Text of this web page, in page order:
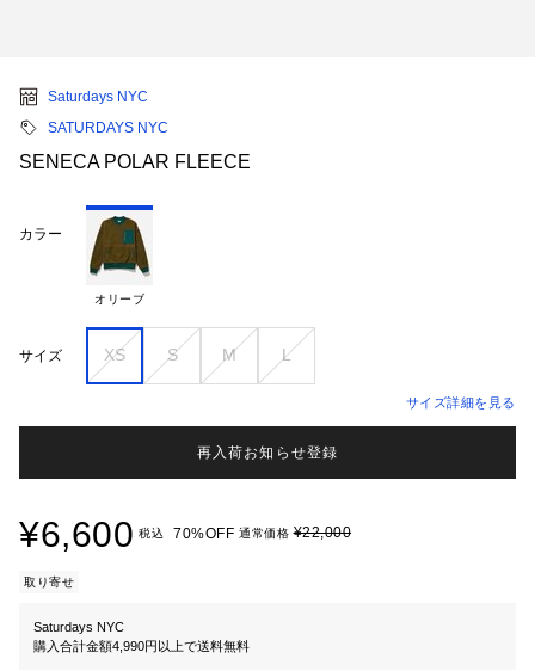
Saturdays NYC
SATURDAYS NYC
SENECA POLAR FLEECE
カラー
オリーブ
サイズ XS S M L
サイズ詳細を見る
再入荷お知らせ登録
¥6,600 税込 70%OFF 通常価格¥22,000
取り寄せ
Saturdays NYC
購入合計金額4,990円以上で送料無料